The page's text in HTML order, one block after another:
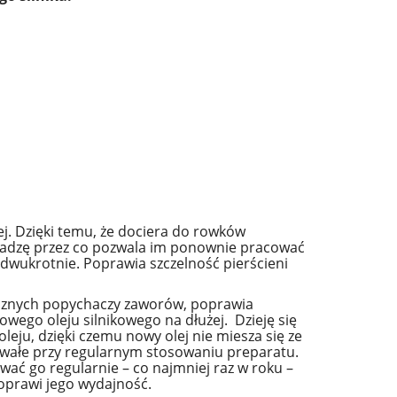
Dzięki temu, że dociera do rowków
przez co pozwala im ponownie pracować
Poprawia szczelność pierścieni
popychaczy zaworów, poprawia
oleju silnikowego na dłużej. Dzieję się
dzięki czemu nowy olej nie miesza się ze
przy regularnym stosowaniu preparatu.
go regularnie – co najmniej raz w roku –
jego wydajność.